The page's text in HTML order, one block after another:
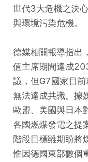
世代3大危機之決
與環境污染危機。
德媒相關報導指出
值主席期間達成
議，但G7國家目
無法達成共識。據
歐盟、美國與日本
各國燃煤發電之提
階段目標雖期盼將
惟因德國東部數個